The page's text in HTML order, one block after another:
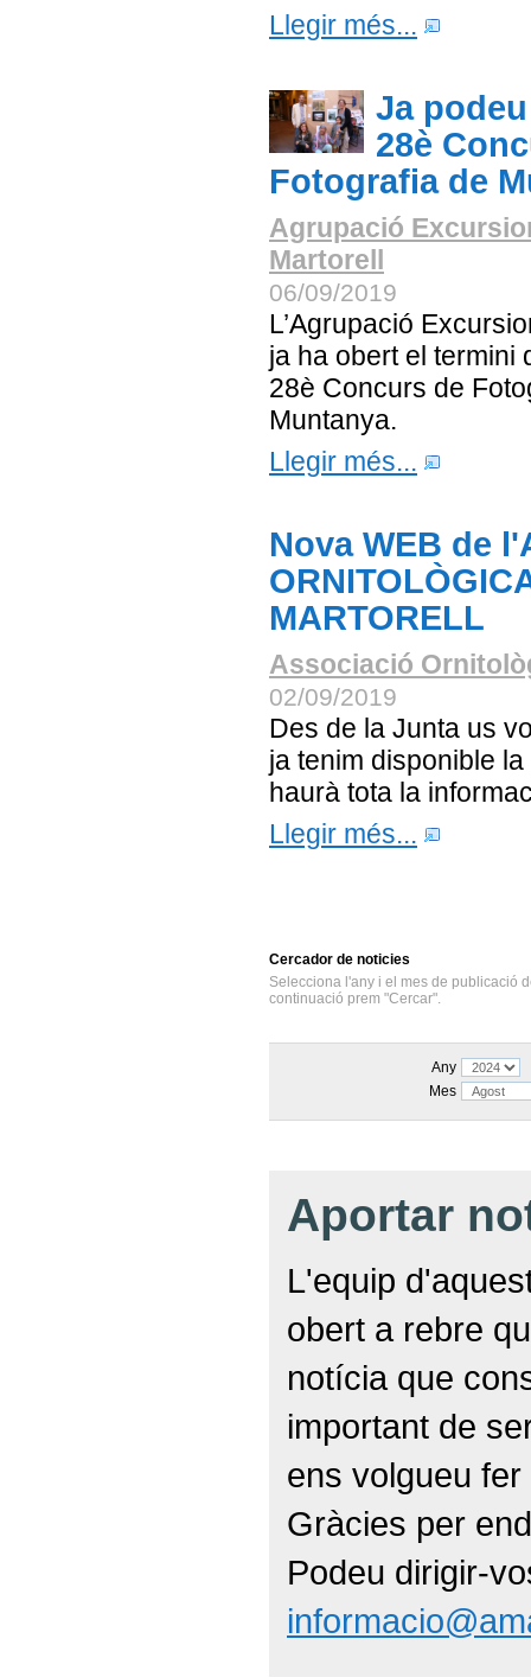
Llegir més...
Ja
28è
Fotografia de
Agrupació
Martorell
06/09/2019
L’Agrupació
ja ha obert el termini
28è Concurs de
Muntanya.
Llegir més...
Nova WEB de
MARTORELL
Associació
02/09/2019
Des de la Junta us
ja tenim disponible
haurà tota la
Llegir més...
Cercador de noticies
Selecciona l'any i el mes de publicació
continuació prem "Cercar".
Any
Mes
Aportar
L'equip
obert a rebre
notícia que
important de
ens volgueu fer
Gràcies per
Podeu dirigir-